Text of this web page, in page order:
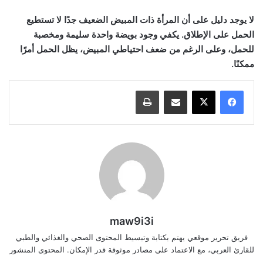
لا يوجد دليل على أن المرأة ذات المبيض الضعيف جدًا لا تستطيع
الحمل على الإطلاق. يكفي وجود بويضة واحدة سليمة ومخصبة
للحمل، وعلى الرغم من ضعف احتياطي المبيض، يظل الحمل أمرًا
ممكنًا.
مشاركة عبر البريد طباعة
maw9i3i
فريق تحرير موقعي يهتم بكتابة وتبسيط المحتوى الصحي والغذائي والطبي
للقارئ العربي، مع الاعتماد على مصادر موثوقة قدر الإمكان. المحتوى المنشور